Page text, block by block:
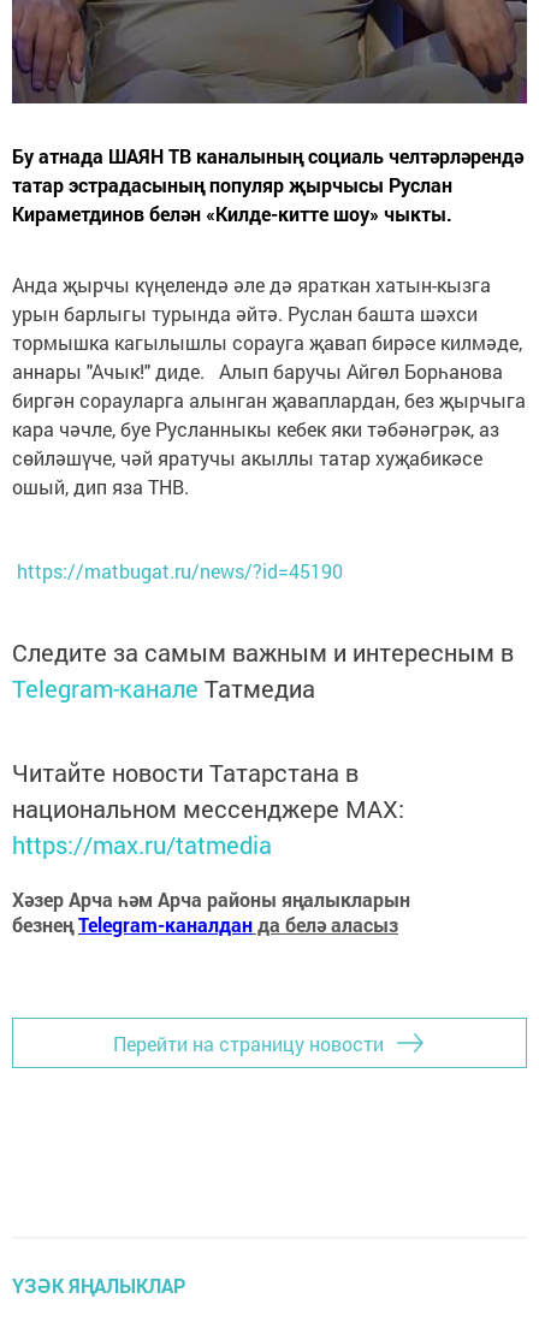
Бу атнада ШАЯН ТВ каналының социаль челтәрләрендә
татар эстрадасының популяр җырчысы Руслан
Кираметдинов белән «Килде-китте шоу» чыкты.
Анда җырчы күңелендә әле дә яраткан хатын-кызга
урын барлыгы турында әйтә. Руслан башта шәхси
тормышка кагылышлы сорауга җавап бирәсе килмәде,
аннары "Ачык!" диде. Алып баручы Айгөл Борһанова
биргән сорауларга алынган җаваплардан, без җырчыга
кара чәчле, буе Русланныкы кебек яки тәбәнәгрәк, аз
сөйләшүче, чәй яратучы акыллы татар хуҗабикәсе
ошый, дип яза ТНВ.
https://matbugat.ru/news/?id=45190
Следите за самым важным и интересным в
Telegram-канале Татмедиа
Читайте новости Татарстана в
национальном мессенджере MАХ:
https://max.ru/tatmedia
Хәзер Арча һәм Арча районы яңалыкларын
безнеңTelegram-каналданда белә аласыз
Перейти на страницу новости
ҮЗӘК ЯҢАЛЫКЛАР